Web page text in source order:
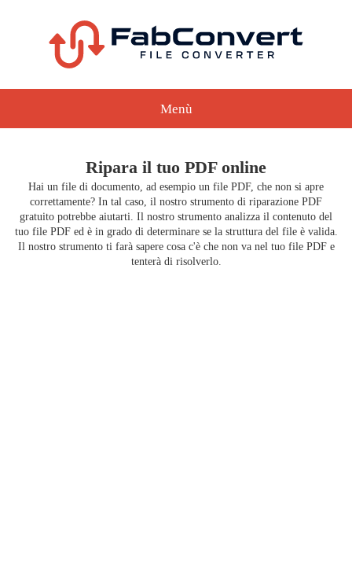
Menù
Ripara il tuo PDF online
Hai un file di documento, ad esempio un file PDF, che non si apre
correttamente? In tal caso, il nostro strumento di riparazione PDF
gratuito potrebbe aiutarti. Il nostro strumento analizza il contenuto del
tuo file PDF ed è in grado di determinare se la struttura del file è valida.
Il nostro strumento ti farà sapere cosa c'è che non va nel tuo file PDF e
tenterà di risolverlo.